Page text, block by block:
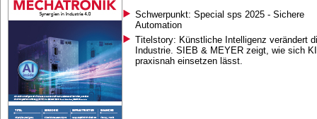
Schwerpunkt: Special sps 2025 - Sichere
Automation
Titelstory: Künstliche Intelligenz verändert
Industrie. SIEB & MEYER zeigt, wie sich KI
praxisnah einsetzen lässt.